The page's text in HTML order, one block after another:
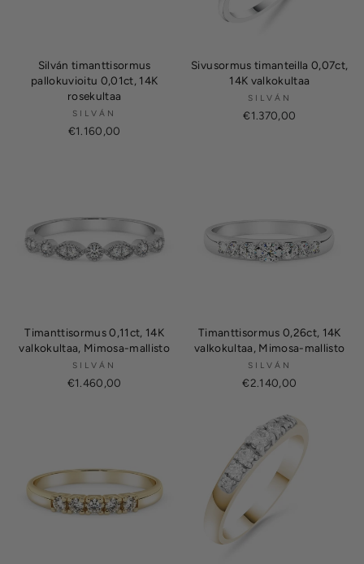
Silván timanttisormus
pallokuvioitu 0,01ct, 14K
rosekultaa
SILVÁN
€1.160,00
Sivusormus timanteilla 0,07ct,
14K valkokultaa
SILVÁN
€1.370,00
Timanttisormus 0,11ct, 14K
valkokultaa, Mimosa-mallisto
SILVÁN
€1.460,00
Timanttisormus 0,26ct, 14K
valkokultaa, Mimosa-mallisto
SILVÁN
€2.140,00